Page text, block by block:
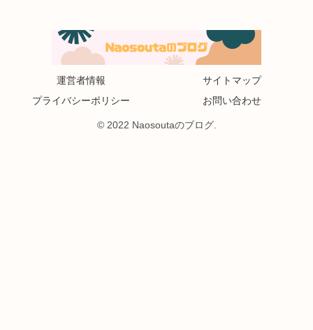
運営者情報
サイトマップ
プライバシーポリシー
お問い合わせ
© 2022 Naosoutaのブログ.